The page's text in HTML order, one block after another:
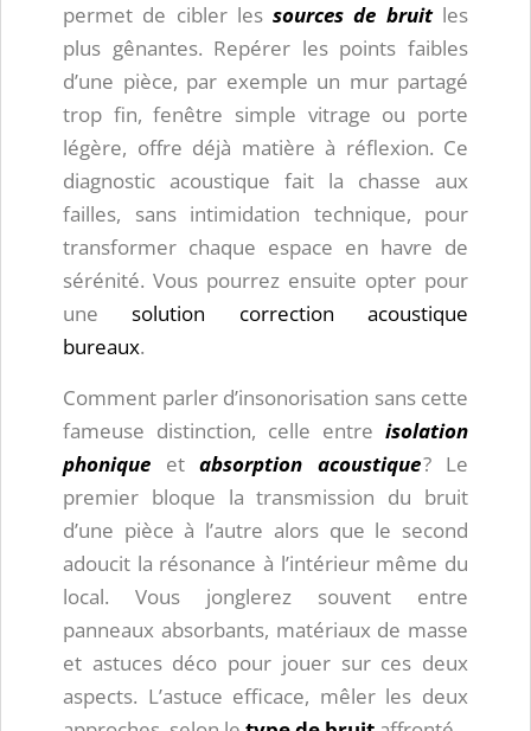
permet de cibler lessources de bruitles
plus gênantes. Repérer les points faibles
d’une pièce, par exemple un mur partagé
trop fin, fenêtre simple vitrage ou porte
légère, offre déjà matière à réflexion. Ce
diagnostic acoustique fait la chasse aux
failles, sans intimidation technique, pour
transformer chaque espace en havre de
sérénité. Vous pourrez ensuite opter pour
unesolution correction acoustique
bureaux.
Comment parler d’insonorisation sans cette
fameuse distinction, celle entre isolation
phonique et absorption acoustique? Le
premier bloque la transmission du bruit
d’une pièce à l’autre alors que le second
adoucit la résonance à l’intérieur même du
local. Vous jonglerez souvent entre
panneaux absorbants, matériaux de masse
et astuces déco pour jouer sur ces deux
aspects. L’astuce efficace, mêler les deux